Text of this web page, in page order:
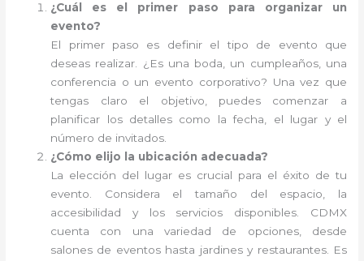
¿Cuál es el primer paso para organizar un
evento?
El primer paso es definir el tipo de evento que
deseas realizar. ¿Es una boda, un cumpleaños, una
conferencia o un evento corporativo? Una vez que
tengas claro el objetivo, puedes comenzar a
planificar los detalles como la fecha, el lugar y el
número de invitados.
¿Cómo elijo la ubicación adecuada?
La elección del lugar es crucial para el éxito de tu
evento. Considera el tamaño del espacio, la
accesibilidad y los servicios disponibles. CDMX
cuenta con una variedad de opciones, desde
salones de eventos hasta jardines y restaurantes. Es